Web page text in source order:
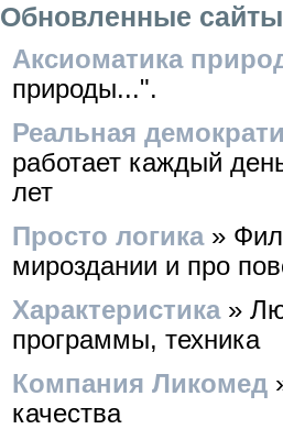
Обновленные сайты
Аксиоматика
природы...".
Реальная
работает каждый
лет
Просто логика»
мироздании и про
Характеристика»
программы, техника
Компания Ликомед
качества